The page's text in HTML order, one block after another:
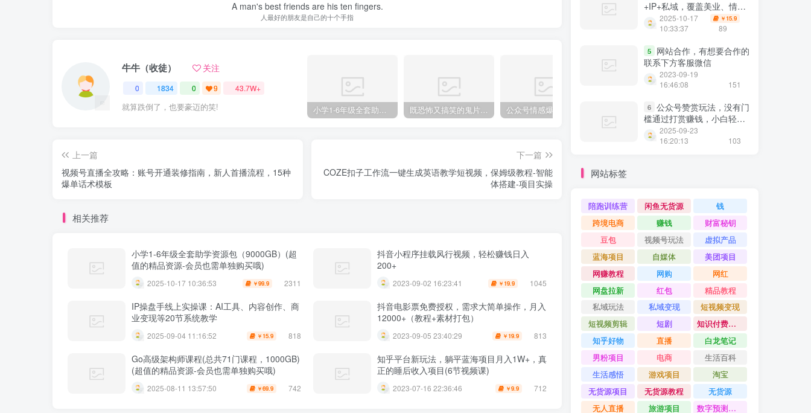
A man's best friends are his ten fingers.
人最好的朋友是自己的十个手指
牛牛（收徒） 关注
0 1834 0 9 43.7W+
就算跌倒了，也要豪迈的笑! 小学1-6年级全套助学资源包（9000GB）(超值的精品资源-会员也需单独购买哦) 既恐怖又搞笑的鬼片（10部猛鬼恐怖片都是喜剧片） 碧桂园爆雷？未来房价会如何？
上一篇
视频号直播全攻略：账号开通装修指南，新人首播流程，15种
爆单话术模板
下一篇
COZE扣子工作流一键生成英语教学短视频，保姆级教程-智能
体搭建-项目实操
相关推荐
小学1-6年级全套助学资源包（9000GB）(超
值的精品资源-会员也需单独购买哦)
2025-10-17 10:36:53 ￥99.9 2311
抖音小程序挂载风行视频，轻松赚钱日入
200+
2023-09-02 16:23:41 ￥ 19.9 1045
IP操盘手线上实操课：AI工具、内容创作、商
业变现等20节系统教学
2025-09-04 11:16:52 ￥ 15.9 818
抖音电影票免费授权，需求大简单操作，月入
12000+（教程+素材打包）
2023-09-05 23:40:29 ￥ 19.9 813
Go高级架构师课程(总共71门课程，1000GB)
(超值的精品资源-会员也需单独购买哦)
2025-08-11 13:57:50 ￥69.9 742
知乎平台新玩法，躺平蓝海项目月入1W+，真
正的睡后收入项目(6节视频课)
2023-07-16 22:36:46 ￥9.9 712
+IP+私域，覆盖美业、情
感、培训
2025-10-17
10:33:37
￥ 15.9
89
5
网站合作，有想要合作的
联系下方客服微信
2023-09-19
16:46:08
151
6 公众号赞赏玩法，没有门
槛通过打赏赚钱，小白轻松
搞钱2025-09-23
16:20:13
103
网站标签
陪跑训练营 闲鱼无货源
钱
跨境电商
赚钱
财富秘钥
豆包
视频号玩法
虚拟产品
蓝海项目
自媒体
美团项目
网赚教程
网购
网红
网盘拉新
红包
精品教程
私域玩法
私域变现
短视频变现
短视频剪辑
短剧
知识付费项目
知乎好物
直播
白龙笔记
男粉项目
电商
生活百科
生活感悟
游戏项目
淘宝
无货源项目
无货源教程
无货源
无人直播
旅游项目 数字预测大师